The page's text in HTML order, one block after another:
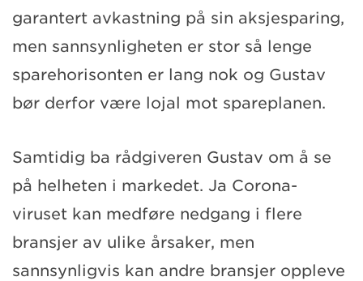
garantert avkastning på sin aksjesparing,
men sannsynligheten er stor så lenge
sparehorisonten er lang nok og Gustav
bør derfor være lojal mot spareplanen.
Samtidig ba rådgiveren Gustav om å se
på helheten i markedet. Ja Corona-
viruset kan medføre nedgang i flere
bransjer av ulike årsaker, men
sannsynligvis kan andre bransjer oppleve